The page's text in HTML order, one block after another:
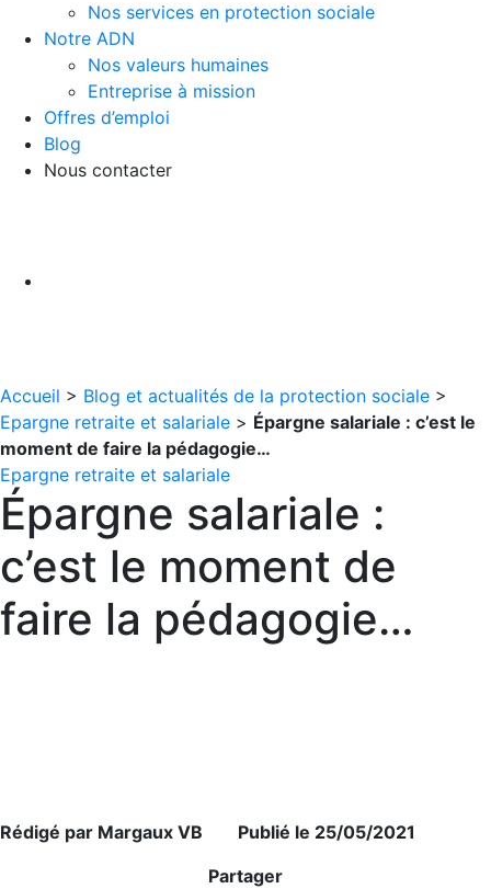
Nos services en protection sociale
Notre ADN
Nos valeurs humaines
Entreprise à mission
Offres d’emploi
Blog
Nous contacter
Accueil > Blog et actualités de la protection sociale >
Epargne retraite et salariale > Épargne salariale : c’est le
moment de faire la pédagogie…
Epargne retraite et salariale
Épargne salariale :
c’est le moment de
faire la pédagogie…
Rédigé par Margaux VB Publié le 25/05/2021
Partager